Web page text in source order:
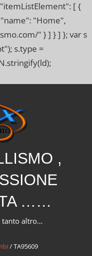
[ {
"Home",
" } ] } ] }; var s
s.type =
,
……
tanto altro…
/ TA95609